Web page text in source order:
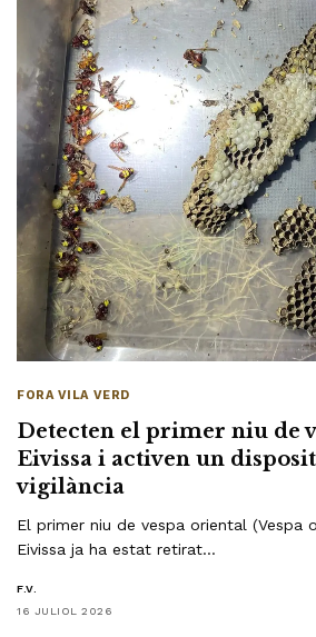
FORA VILA VERD
Detecten el primer niu de
Eivissa i activen un
vigilància
El primer niu de vespa oriental (Vespa
Eivissa ja ha estat retirat…
F.V.
16 JULIOL 2026